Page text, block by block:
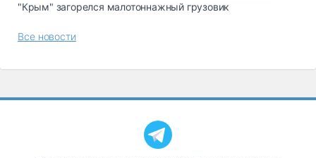
"Крым" загорелся малотоннажный грузовик
Все новости